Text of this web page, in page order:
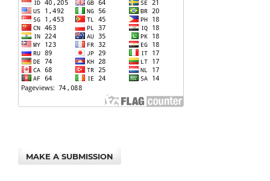
MAKE A SUBMISSION